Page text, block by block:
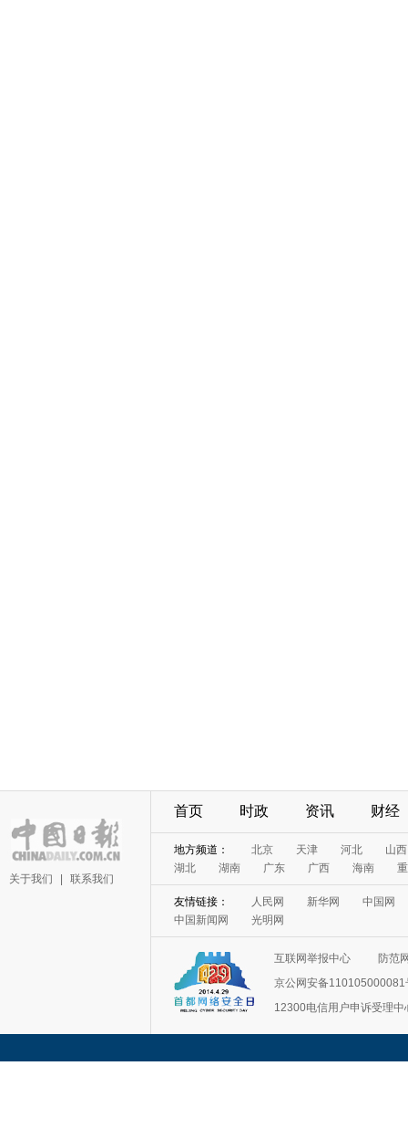
关于我们 联系我们
首页 时政 资讯 财经
地方频道： 北京 天津 河北
山西
湖北
湖南 广东 广西 海南
友情链接： 人民网 新华网
中国网
中国新闻网
光明网
互联网举报中心
防范
京公网安备110105000081
12300电信用户申诉受理中